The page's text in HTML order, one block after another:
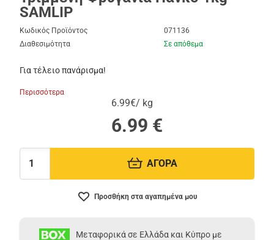
SAMLIP
Κωδικός Προϊόντος
071136
Διαθεσιμότητα
Σε απόθεμα
Για τέλειο πανάρισμα!
Περισσότερα
6.99€/ kg
6.99 €
Ποσότητα: ΑΓΟΡΑ
Προσθήκη στα αγαπημένα μου
Μεταφορικά σε Ελλάδα και Κύπρο με